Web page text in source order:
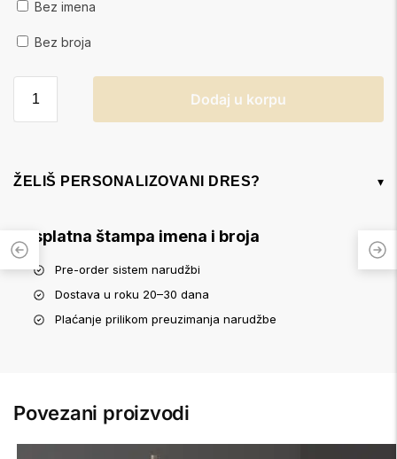
Bez imena
Bez broja
Dodaj u korpu
ŽELIŠ PERSONALIZOVANI DRES? ▾
Besplatna štampa imena i broja
Pre-order sistem narudžbi
Dostava u roku 20–30 dana
Plaćanje prilikom preuzimanja narudžbe
Povezani proizvodi